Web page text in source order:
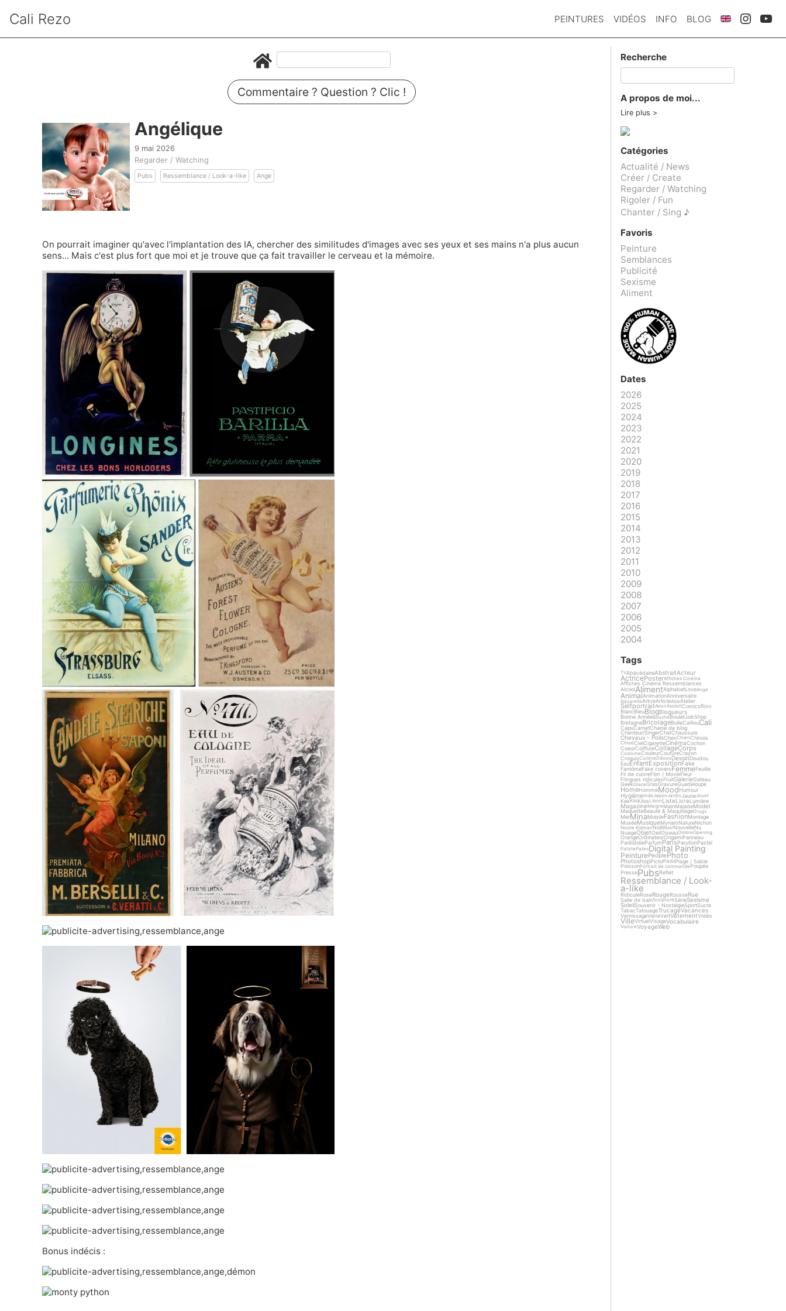
Cali Rezo PEINTURES VIDÉOS INFO BLOG
Commentaire ? Question ? Clic !
Angélique
9 mai 2026
Regarder / Watching
Pubs Ressemblance / Look-a-like Ange
On pourrait imaginer qu'avec l'implantation des IA, chercher des similitudes d'images avec ses yeux et ses mains n'a plus aucun
sens... Mais c'est plus fort que moi et je trouve que ça fait travailler le cerveau et la mémoire.
Bonus indécis :
Recherche
A propos de moi...
Lire plus
Catégories
Actualité / News
Créer / Create
Regarder / Watching
Rigoler / Fun
Chanter / Sing ♪
Favoris
Peinture
Semblances
Publicité
Sexisme
Aliment
Dates
2026
2025
2024
2023
2022
2021
2020
2019
2018
2017
2016
2015
2014
2013
2012
2011
2010
2009
2008
2007
2006
2005
2004
Tags
TVAbécédaireAbstraitActeur
ActricePosterAffiches Cinéma
Affiches Cinéma Ressemblances
Alcool AlimentAlphabetLoveAnge
AnimalAnimationAnniversaire
AquarelleArbreArticleAsieAtelier
SelfportraitAvionAxolotlComicsBijou
BlancBleuBlogBlogueurs
Bonne AnnéeBoucheBouletJobShop
BretagneBricolageBulleCaillouCali
CapuCarnetChaine de blog
Chanteur/SingerChatChaussure
Cheveux - PoilsChexChienChinois
ChloéCielCigaretteCinémaCochon
CoeurCoiffureCollageCorps
CostumeCouleurCoutureCrayon
CroquisCuisineDdoooDessinDoudou
EauEnfantExpositionFake
FantômeFake coversFemmeFeuille
Fil de cuivreFilm / MovieFleur
Fringues ridiculesFruitGalerieGateau
GeekGlaceGrasGravureGuadeloupe
HomeHommeMoodHumour
HygièneIndeJaponJardinJauneJouet
KekKikiKilosLibon ListeLivreLumière
MagazineMaigre MainMaladeModel
MaquetteBeauté & MaquillageDrugs
MerMinaMobileFashionMontage
MuséeMusiqueMyriamNatureNichon
Nicole KidmanNoël NoirNouvelleNu
NuageObjetOeilOiseauOmbreOpening
OrangeOrdinateurOrigamiPanneau
ParéidolieParfumParisParutionPastel
PatatePatesDigital Painting
PeinturePeoplePhoto
PhotoshopPictoPiedsPlage / Sable
PoissonPortrait de commande Poupée
PressePubsReflet
Ressemblance / Look-
a-like
RidiculeRoseRougeRousseRue
Salle de bainSculptureSérieSexisme
SoleilSouvenir - NostalgieSportSucre
TabacTatouageTrucageVacances
VernissageVerreVertVêtementVidéo
VilleVirtuelVisageVocabulaire
VoitureVoyageWeb